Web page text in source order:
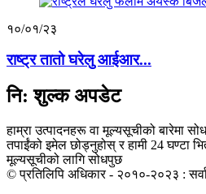
१०/०१/२३
राष्ट्र तातो घरेलु आईआर...
नि: शुल्क अपडेट
हाम्रा उत्पादनहरू वा मूल्यसूचीको बारेमा
तपाईंको इमेल छोड्नुहोस् र हामी 24 घण्टा
मूल्यसूचीको लागि सोधपुछ
© प्रतिलिपि अधिकार - २०१०-२०२३ :